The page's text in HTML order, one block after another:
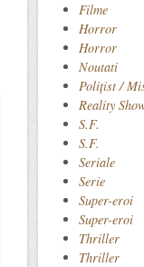
Filme
Horror
Horror
Noutati
Polițist /
Reality
S.F.
S.F.
Seriale
Serie
Super-eroi
Super-eroi
Thriller
Thriller